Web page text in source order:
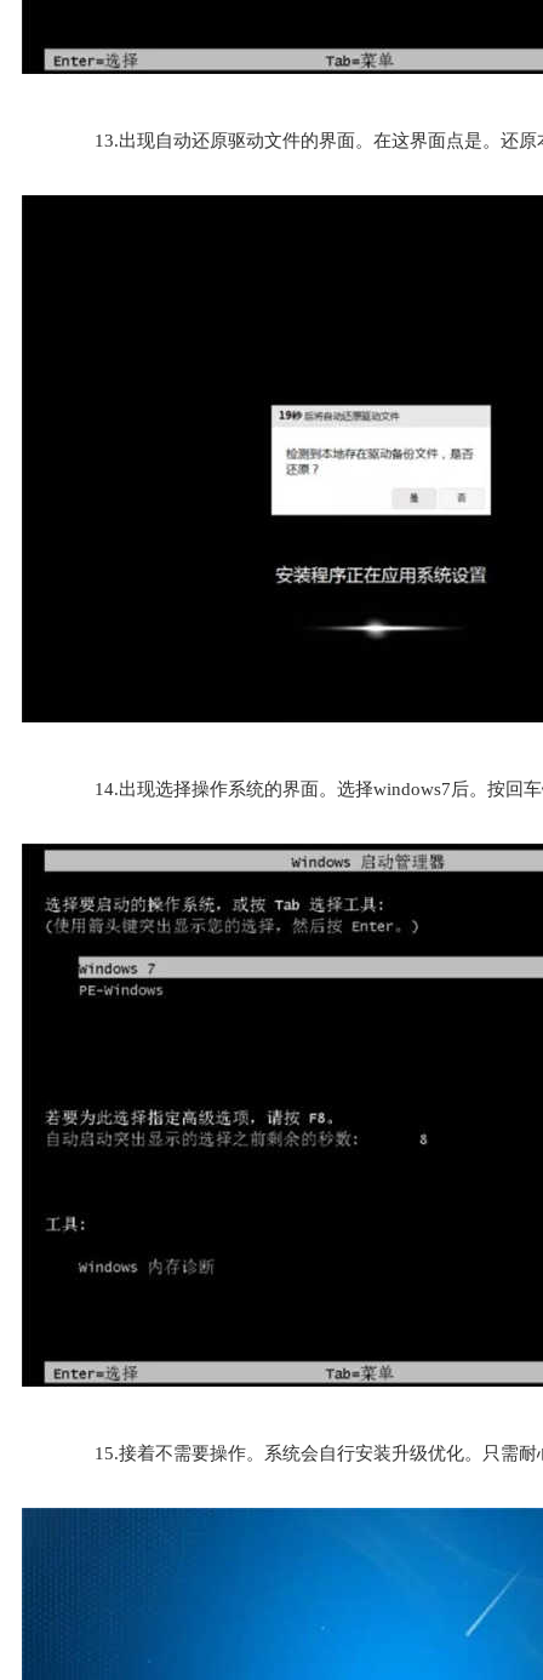
13.出现自动还原驱动文件的界面。在这界面点是。还原
14.出现选择操作系统的界面。选择windows7后。按回车
15.接着不需要操作。系统会自行安装升级优化。只需耐